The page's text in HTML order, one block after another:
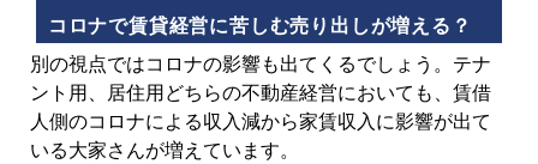
コロナで賃貸経営に苦しむ売り出しが増える？
別の視点ではコロナの影響も出てくるでしょう。テナ
ント用、居住用どちらの不動産経営においても、賃借
人側のコロナによる収入減から家賃収入に影響が出て
いる大家さんが増えています。